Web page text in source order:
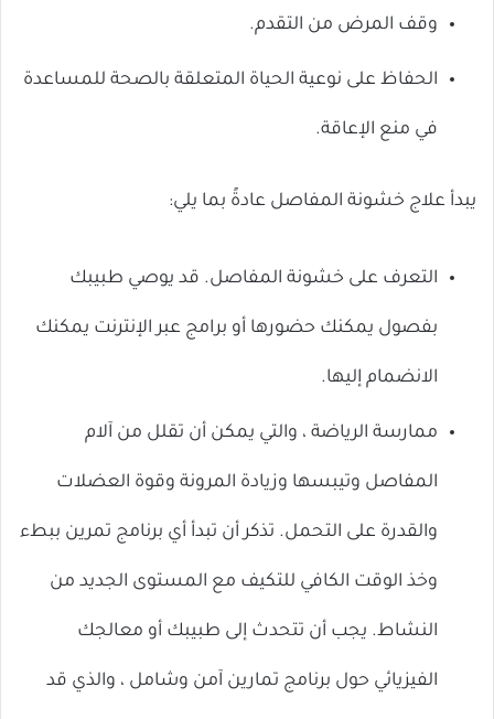
وقف المرض من التقدم.
الحفاظ على نوعية الحياة المتعلقة بالصحة للمساعدة
في منع الإعاقة.
يبدأ علاج خشونة المفاصل عادةً بما يلي:
التعرف على خشونة المفاصل. قد يوصي طبيبك
بفصول يمكنك حضورها أو برامج عبر الإنترنت يمكنك
الانضمام إليها.
ممارسة الرياضة ، والتي يمكن أن تقلل من آلام
المفاصل وتيبسها وزيادة المرونة وقوة العضلات
والقدرة على التحمل. تذكر أن تبدأ أي برنامج تمرين ببطء
وخذ الوقت الكافي للتكيف مع المستوى الجديد من
النشاط. يجب أن تتحدث إلى طبيبك أو معالجك
الفيزيائي حول برنامج تمارين آمن وشامل ، والذي قد